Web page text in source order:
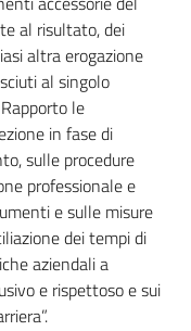
al risultato, dei
altra erogazione
al singolo
le
in fase di
sulle procedure
professionale e
e sulle misure
dei tempi di
aziendali a
e rispettoso e sui